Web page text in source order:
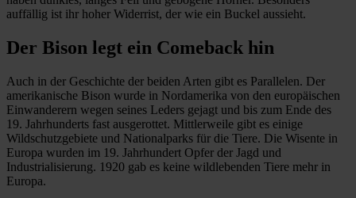
auffällig ist ihr hoher Widerrist, der wie ein Buckel aussieht.
Der Bison legt ein Comeback hin
Auch in der Geschichte der beiden Arten gibt es Parallelen. Der
amerikanische Bison wurde in Nordamerika von den europäischen
Einwanderern wegen seines Leders gejagt und bis zum Ende des
19. Jahrhunderts fast ausgerottet. Mittlerweile gibt es einige
Wildschutzgebiete und Nationalparks für die Tiere. Die Wisente in
Europa wurden im 19. Jahrhundert Opfer der Jagd und
Industrialisierung. 1920 gab es keine wildlebenden Tiere mehr in
Europa.